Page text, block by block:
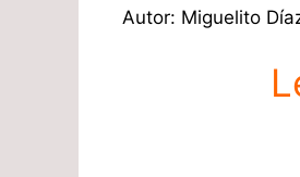
Autor: Miguelito